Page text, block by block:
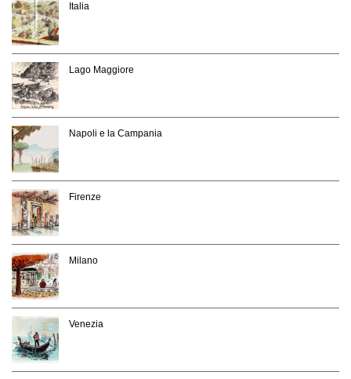
Italia
Lago Maggiore
Napoli e la Campania
Firenze
Milano
Venezia